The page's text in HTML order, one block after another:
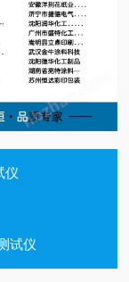
仪
试仪